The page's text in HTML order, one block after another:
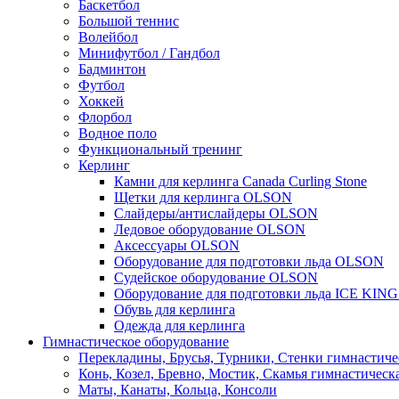
Баскетбол
Большой теннис
Волейбол
Минифутбол / Гандбол
Бадминтон
Футбол
Хоккей
Флорбол
Водное поло
Функциональный тренинг
Керлинг
Камни для керлинга Canada Curling Stone
Щетки для керлинга OLSON
Слайдеры/антислайдеры OLSON
Ледовое оборудование OLSON
Аксессуары OLSON
Оборудование для подготовки льда OLSON
Судейское оборудование OLSON
Оборудование для подготовки льда ICE
Обувь для керлинга
Одежда для керлинга
Гимнастическое оборудование
Перекладины, Брусья, Турники, Стенки
Конь, Козел, Бревно, Мостик, Скамья
Маты, Канаты, Кольца, Консоли